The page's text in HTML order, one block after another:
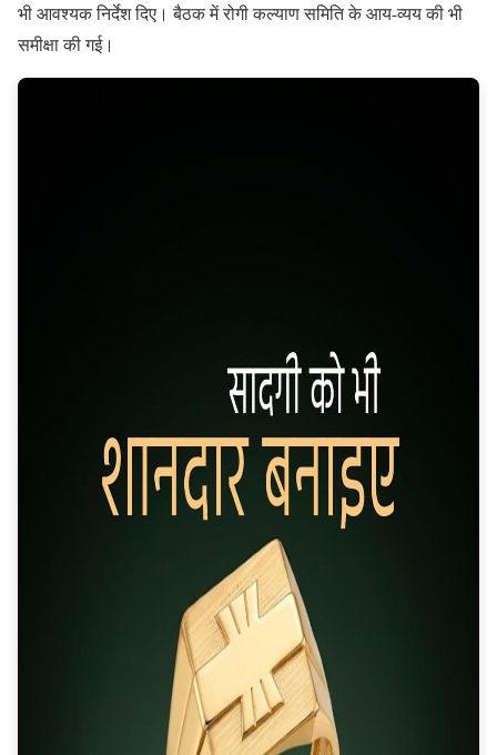
भी आवश्यक निर्देश दिए। बैठक में रोगी कल्याण समिति के आय-व्यय की भी
समीक्षा की गई।